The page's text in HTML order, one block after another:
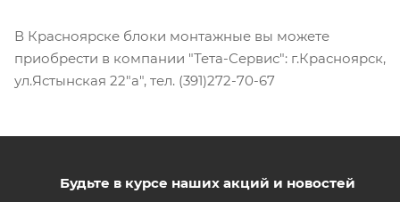
В Красноярске блоки монтажные вы можете
приобрести в компании "Тета-Сервис": г.Красноярск,
ул.Ястынская 22"а", тел. (391)272-70-67
Будьте в курсе наших акций и новостей